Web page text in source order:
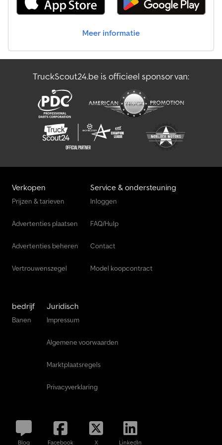
Verhoogde Bestelwagen
Wisselbare Laadbak
Wisselbare Open Laadbak
Zwaar Transport
Meer informatie
TruckScout24.be is officieel sponsor van:
Verkopen
Prijzen & tarieven
Advertenties plaatsen
Advertenties beheren
Vertrouwenszegel
Service & ondersteuning
Inloggen
FAQ/Hulp
Contact
Model koopcontract
bedrijf
Banen
Juridisch
Impressum
Algemene voorwaarden
Marktplaatsregels
Privacyverklaring
Blog Facebook X LinkedIn